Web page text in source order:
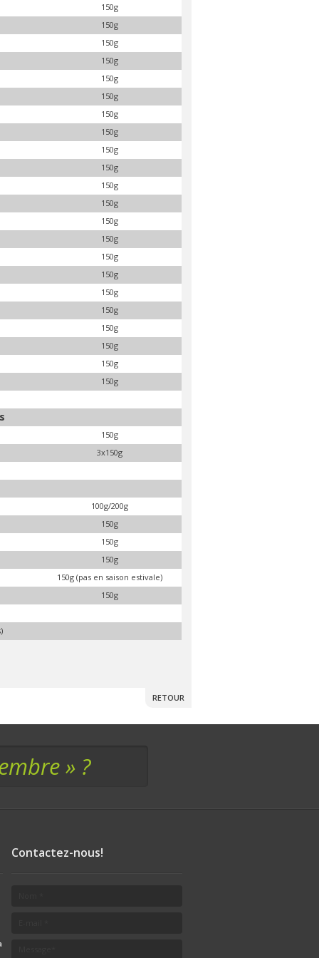
150g
150g
150g
150g
150g
150g
150g
150g
150g
150g
150g
150g
150g
150g
150g
150g
150g
150g
150g
150g
150g
150g
150g
3x150g
100g/200g
150g
150g
150g
150g (pas en saison estivale)
150g
RETOUR
» ?
Contactez-nous!